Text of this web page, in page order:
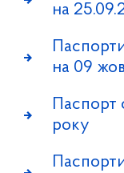
на
на 09
Паспорт
року